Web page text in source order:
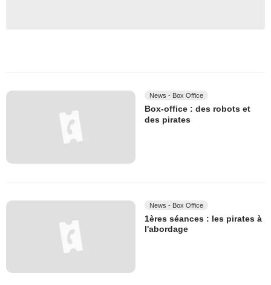
News - Box Office
Box-office : des robots et
des pirates
News - Box Office
1ères séances : les pirates à
l'abordage